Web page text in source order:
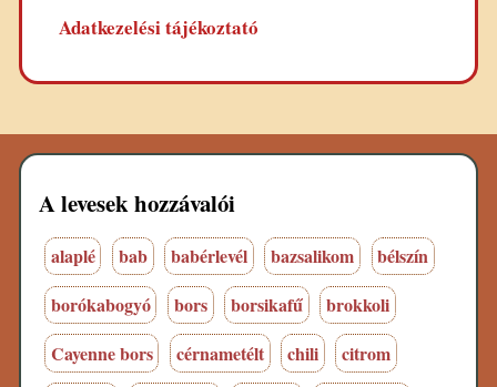
Adatkezelési tájékoztató
A levesek hozzávalói
alaplé bab babérlevél bazsalikom
bélszín
borókabogyó
bors borsikafű
brokkoli
Cayenne bors
cérnametélt chili
citrom